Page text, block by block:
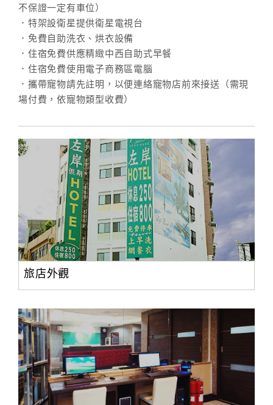
不保證一定有車位）
．特架設衛星提供衛星電視台
．免費自助洗衣、烘衣設備
．住宿免費供應精緻中西自助式早餐
．住宿免費使用電子商務區電腦
．攜帶寵物請先註明，以便連絡寵物店前來接送（需現
場付費，依寵物類型收費）
旅店外觀